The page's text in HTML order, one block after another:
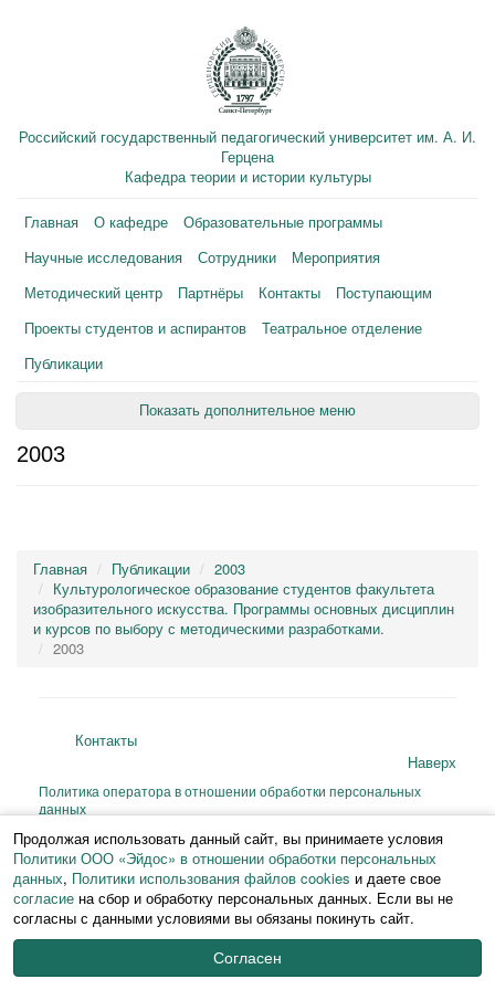
Российский государственный педагогический университет им. А. И.
Герцена
Кафедра теории и истории культуры
Главная О кафедре
Образовательные программы
Научные исследования
Сотрудники
Мероприятия
Методический центр
Партнёры Контакты
Поступающим
Проекты студентов и аспирантов
Театральное отделение
Публикации
Показать дополнительное меню
2003
Главная Публикации
2003
Культурологическое образование студентов факультета
изобразительного искусства. Программы основных дисциплин
и курсов по выбору с методическими разработками.
2003
Контакты
Наверх
Политика оператора в отношении обработки персональных
данных
Политика использования файлов cookies
© 2026 ИФЧ РГПУ им. А. И. Герцена
Перепечатка и любое воспроизведение материалов и иллюстраций веб-
сайта или фрагментов
из них на любом языке возможны только с письменного разрешения ИФЧ
РГПУ им. А. И. Герцена.
Продолжая использовать данный сайт, вы принимаете условия
Политики ООО «Эйдос» в отношении обработки персональных
данных, Политики использования файлов cookies и даете свое
согласие на сбор и обработку персональных данных. Если вы не
согласны с данными условиями вы обязаны покинуть сайт.
Согласен